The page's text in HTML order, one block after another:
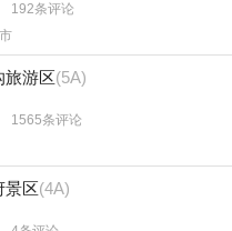
192条评论
旅游区(5A)
1565条评论
景区(4A)